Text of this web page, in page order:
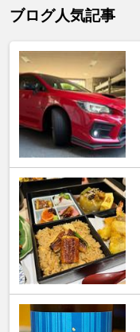
ブログ人気記事